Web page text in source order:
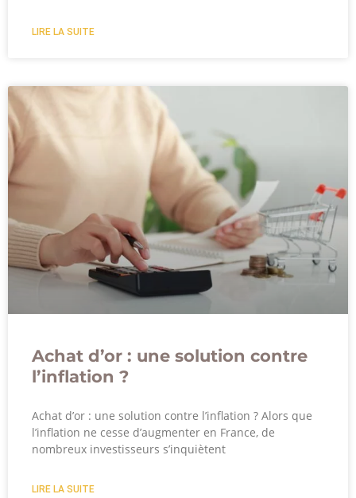
LIRE LA SUITE
Achat d’or : une solution contre
l’inflation ?
Achat d’or : une solution contre l’inflation ? Alors que
l’inflation ne cesse d’augmenter en France, de
nombreux investisseurs s’inquiètent
LIRE LA SUITE